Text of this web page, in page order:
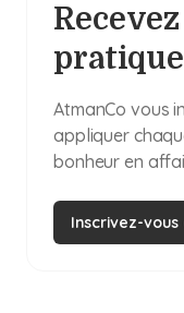
AtmanCo vous
appliquer
bonheur en
Inscrivez-